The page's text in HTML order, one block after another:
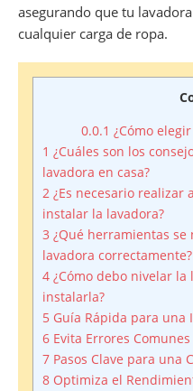
asegurando que tu
cualquier carga de ropa.
0.0.1 ¿Cómo
1 ¿Cuáles son los
lavadora en casa?
2 ¿Es necesario realizar
instalar la lavadora?
3 ¿Qué herramientas
lavadora correctamente?
4 ¿Cómo debo nivelar
instalarla?
5 Guía Rápida para una
6 Evita Errores
7 Pasos Clave para una
8 Optimiza el